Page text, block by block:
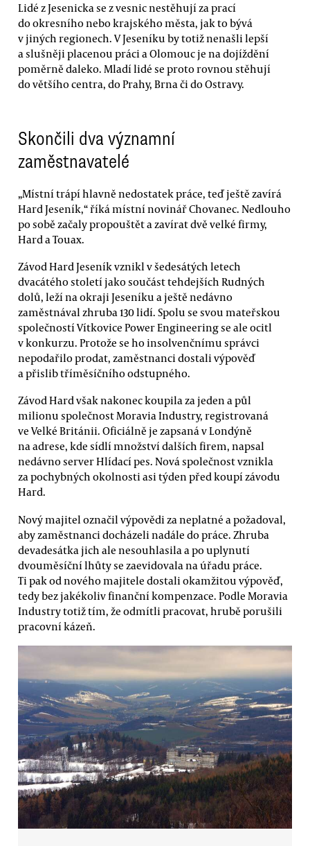
Lidé z Jesenicka se z vesnic nestěhují za prací
do okresního nebo krajského města, jak to bývá
v jiných regionech. V Jeseníku by totiž nenašli lepší
a slušněji placenou práci a Olomouc je na dojíždění
poměrně daleko. Mladí lidé se proto rovnou stěhují
do většího centra, do Prahy, Brna či do Ostravy.
Skončili dva významní
zaměstnavatelé
„Místní trápí hlavně nedostatek práce, teď ještě zavírá
Hard Jeseník,“ říká místní novinář Chovanec. Nedlouho
po sobě začaly propouštět a zavírat dvě velké firmy,
Hard a Touax.
Závod Hard Jeseník vznikl v šedesátých letech
dvacátého století jako součást tehdejších Rudných
dolů, leží na okraji Jeseníku a ještě nedávno
zaměstnával zhruba 130 lidí. Spolu se svou mateřskou
společností Vítkovice Power Engineering se ale ocitl
v konkurzu. Protože se ho insolvenčnímu správci
nepodařilo prodat, zaměstnanci dostali výpověď
a přislib tříměsíčního odstupného.
Závod Hard však nakonec koupila za jeden a půl
milionu společnost Moravia Industry, registrovaná
ve Velké Británii. Oficiálně je zapsaná v Londýně
na adrese, kde sídlí množství dalších firem, napsal
nedávno server Hlídací pes. Nová společnost vznikla
za pochybných okolnosti asi týden před koupí závodu
Hard.
Nový majitel označil výpovědi za neplatné a požadoval,
aby zaměstnanci docházeli nadále do práce. Zhruba
devadesátka jich ale nesouhlasila a po uplynutí
dvouměsíční lhůty se zaevidovala na úřadu práce.
Ti pak od nového majitele dostali okamžitou výpověď,
tedy bez jakékoliv finanční kompenzace. Podle Moravia
Industry totiž tím, že odmítli pracovat, hrubě porušili
pracovní kázeň.